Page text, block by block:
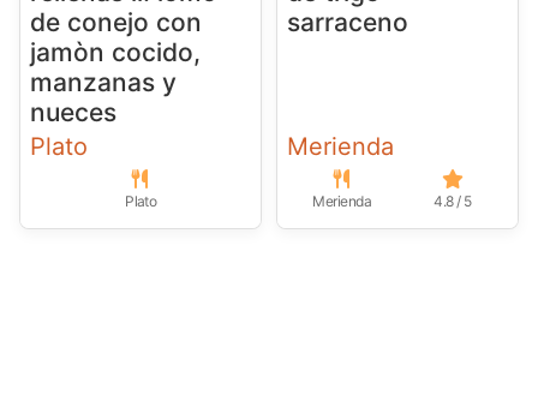
de conejo con
jamòn cocido,
manzanas y
nueces
Plato
Plato
sarraceno
Merienda
Merienda 4.8 / 5